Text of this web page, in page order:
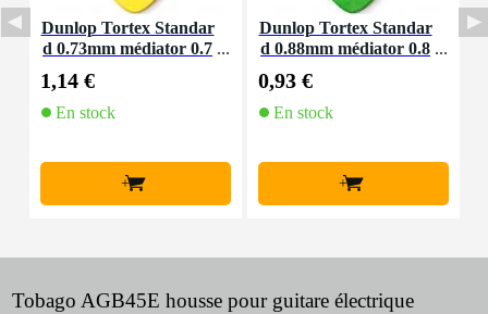
Dunlop Tortex Standar
d 0.73mm médiator 0.7
1,14 €
En stock
+
Dunlop Tortex Standar
d 0.88mm médiator 0.8
0,93 €
En stock
+
Tobago AGB45E housse pour guitare électrique